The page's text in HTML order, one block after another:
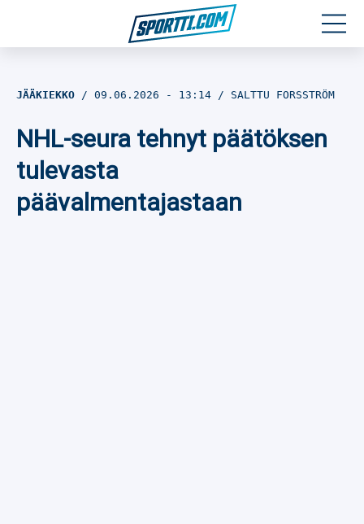
Jalkapallo
Yleisurheilu
JÄÄKIEKKO 09.06.2026 - 13:14 SALTTU FORSSTRÖM
NHL-seura tehnyt päätöksen
tulevasta
päävalmentajastaan